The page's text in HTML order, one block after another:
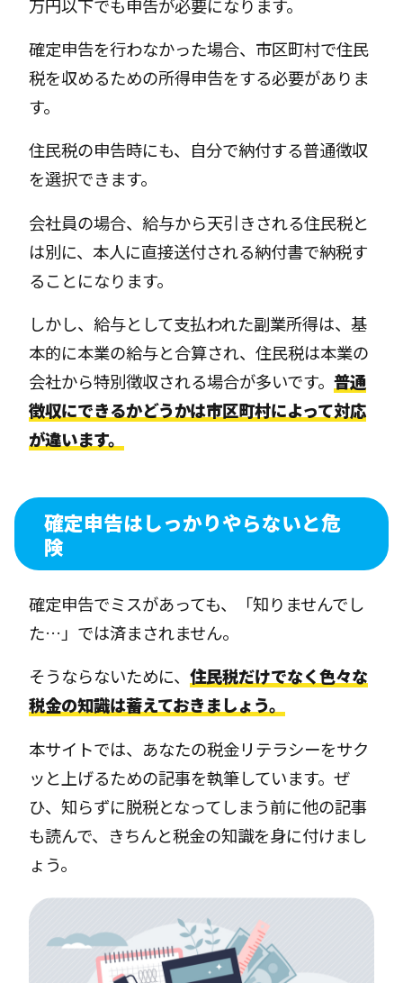
万円以下でも申告が必要になります。
確定申告を行わなかった場合、市区町村で住民
税を収めるための所得申告をする必要がありま
す。
住民税の申告時にも、自分で納付する普通徴収
を選択できます。
会社員の場合、給与から天引きされる住民税と
は別に、本人に直接送付される納付書で納税す
ることになります。
しかし、給与として支払われた副業所得は、基
本的に本業の給与と合算され、住民税は本業の
会社から特別徴収される場合が多いです。普通
徴収にできるかどうかは市区町村によって対応
が違います。
確定申告はしっかりやらないと危
険
確定申告でミスがあっても、「知りませんでし
た…」では済まされません。
そうならないために、住民税だけでなく色々な
税金の知識は蓄えておきましょう。
本サイトでは、あなたの税金リテラシーをサク
ッと上げるための記事を執筆しています。ぜ
ひ、知らずに脱税となってしまう前に他の記事
も読んで、きちんと税金の知識を身に付けまし
ょう。